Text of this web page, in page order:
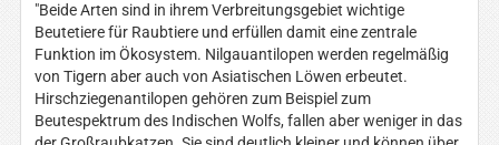
"Beide Arten sind in ihrem Verbreitungsgebiet wichtige
Beutetiere für Raubtiere und erfüllen damit eine zentrale
Funktion im Ökosystem. Nilgauantilopen werden regelmäßig
von Tigern aber auch von Asiatischen Löwen erbeutet.
Hirschziegenantilopen gehören zum Beispiel zum
Beutespektrum des Indischen Wolfs, fallen aber weniger in das